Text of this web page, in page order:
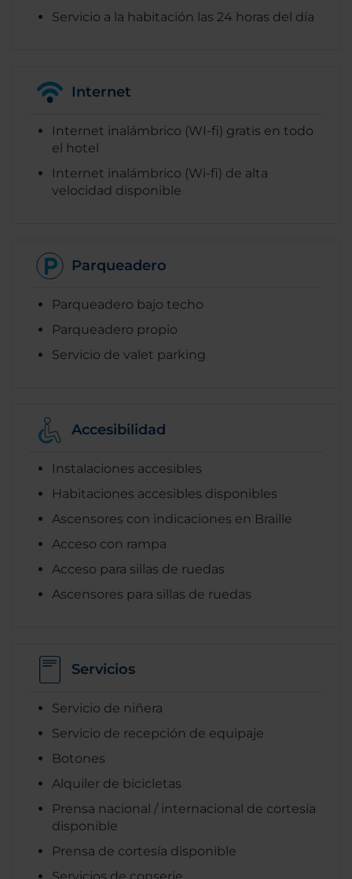
Servicio a la habitación las 24 horas del día
Internet
Internet inalámbrico (WI-fi) gratis en todo
el hotel
Internet inalámbrico (Wi-fi) de alta
velocidad disponible
Parqueadero
Parqueadero bajo techo
Parqueadero propio
Servicio de valet parking
Accesibilidad
Instalaciones accesibles
Habitaciones accesibles disponibles
Ascensores con indicaciones en Braille
Acceso con rampa
Acceso para sillas de ruedas
Ascensores para sillas de ruedas
Servicios
Servicio de niñera
Servicio de recepción de equipaje
Botones
Alquiler de bicicletas
Prensa nacional / internacional de cortesía
disponible
Prensa de cortesía disponible